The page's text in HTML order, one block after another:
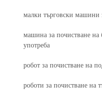
малки търговски машини
машина за почистване на
употреба
робот за почистване на
роботи за почистване на